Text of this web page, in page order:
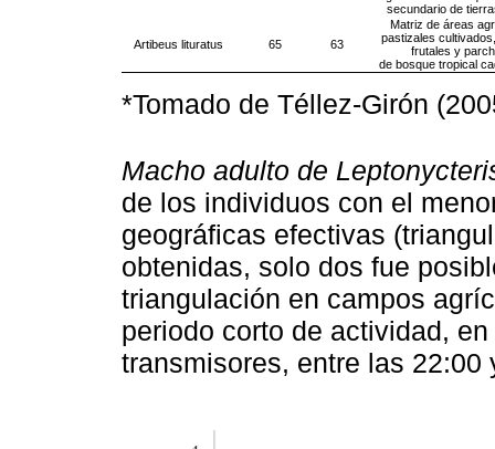
secundario de
Artibeus lituratus 65 63
Matriz de áreas
pastizales
frutales y
de bosque tropical
*Tomado de Téllez-Girón
Macho adulto de
de los individuos con el
geográficas efectivas
obtenidas, solo dos fue
triangulación en campos
periodo corto de actividad,
transmisores, entre las 22:00